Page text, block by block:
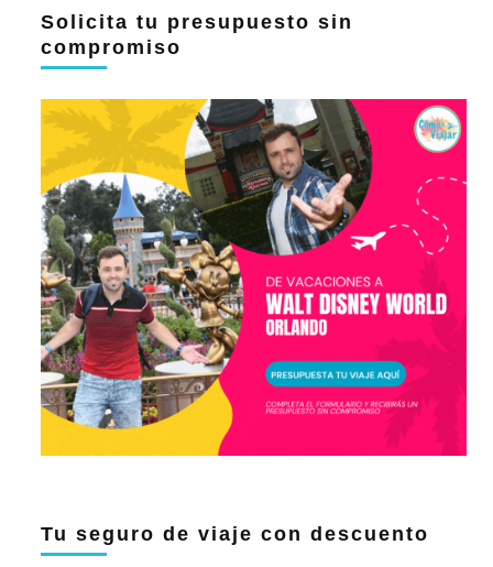
Solicita tu presupuesto sin
compromiso
Tu seguro de viaje con descuento